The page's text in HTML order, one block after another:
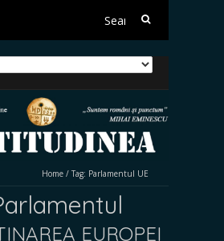
Search
Home / Tag: Parlamentul UE
EUROPEI